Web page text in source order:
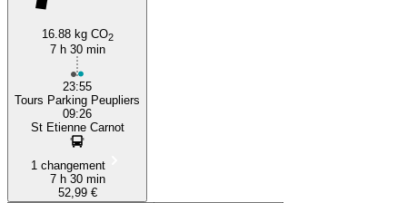
16.88 kg CO2
7 h 30 min
23:55
Tours Parking Peupliers
09:26
St Etienne Carnot
1 changement
7 h 30 min
52,99 €